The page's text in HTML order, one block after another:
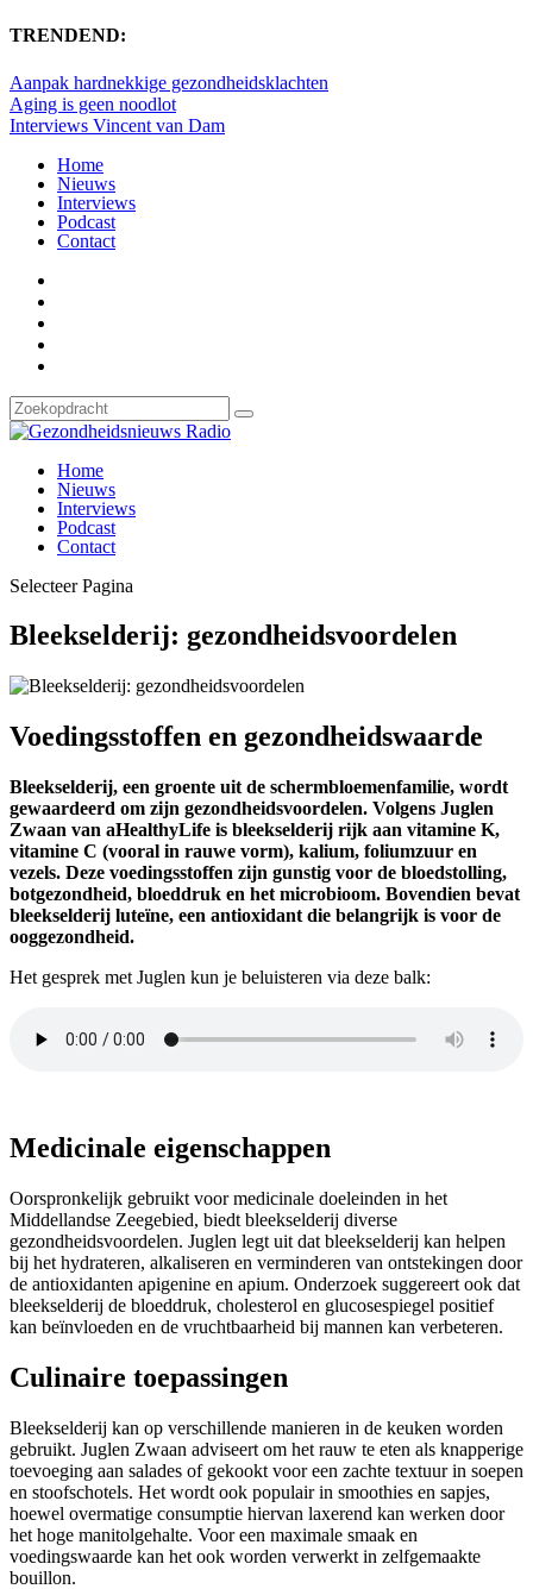
TRENDEND:
Aanpak hardnekkige gezondheidsklachten
Aging is geen noodlot
Interviews Vincent van Dam
Home
Nieuws
Interviews
Podcast
Contact
Home
Nieuws
Interviews
Podcast
Contact
Selecteer Pagina
Bleekselderij: gezondheidsvoordelen
Voedingsstoffen en gezondheidswaarde
Bleekselderij, een groente uit de schermbloemenfamilie, wordt
gewaardeerd om zijn gezondheidsvoordelen. Volgens Juglen
Zwaan van aHealthyLife is bleekselderij rijk aan vitamine K,
vitamine C (vooral in rauwe vorm), kalium, foliumzuur en
vezels. Deze voedingsstoffen zijn gunstig voor de bloedstolling,
botgezondheid, bloeddruk en het microbioom. Bovendien bevat
bleekselderij luteïne, een antioxidant die belangrijk is voor de
ooggezondheid.
Het gesprek met Juglen kun je beluisteren via deze balk:
Medicinale eigenschappen
Oorspronkelijk gebruikt voor medicinale doeleinden in het
Middellandse Zeegebied, biedt bleekselderij diverse
gezondheidsvoordelen. Juglen legt uit dat bleekselderij kan helpen
bij het hydrateren, alkaliseren en verminderen van ontstekingen door
de antioxidanten apigenine en apium. Onderzoek suggereert ook dat
bleekselderij de bloeddruk, cholesterol en glucosespiegel positief
kan beïnvloeden en de vruchtbaarheid bij mannen kan verbeteren.
Culinaire toepassingen
Bleekselderij kan op verschillende manieren in de keuken worden
gebruikt. Juglen Zwaan adviseert om het rauw te eten als knapperige
toevoeging aan salades of gekookt voor een zachte textuur in soepen
en stoofschotels. Het wordt ook populair in smoothies en sapjes,
hoewel overmatige consumptie hiervan laxerend kan werken door
het hoge manitolgehalte. Voor een maximale smaak en
voedingswaarde kan het ook worden verwerkt in zelfgemaakte
bouillon.